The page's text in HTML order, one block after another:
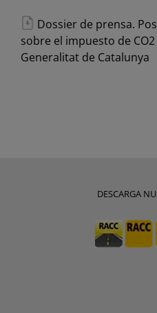
Dossier de prensa.
sobre el impuesto de
Generalitat de Catalunya
DESCARGA